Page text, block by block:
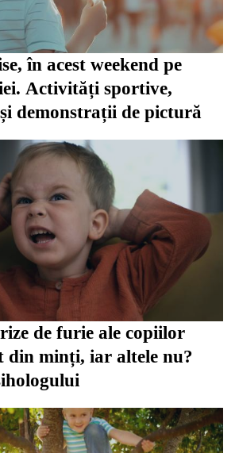
în acest weekend pe
Activități sportive,
demonstrații de pictură
de furie ale copiilor
din minți, iar altele nu?